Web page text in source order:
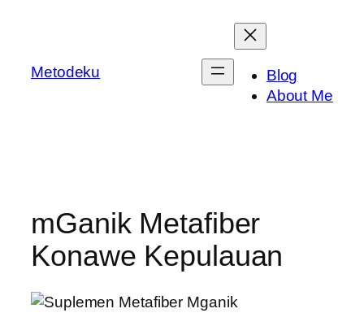
Metodeku
Blog
About Me
mGanik Metafiber
Konawe Kepulauan